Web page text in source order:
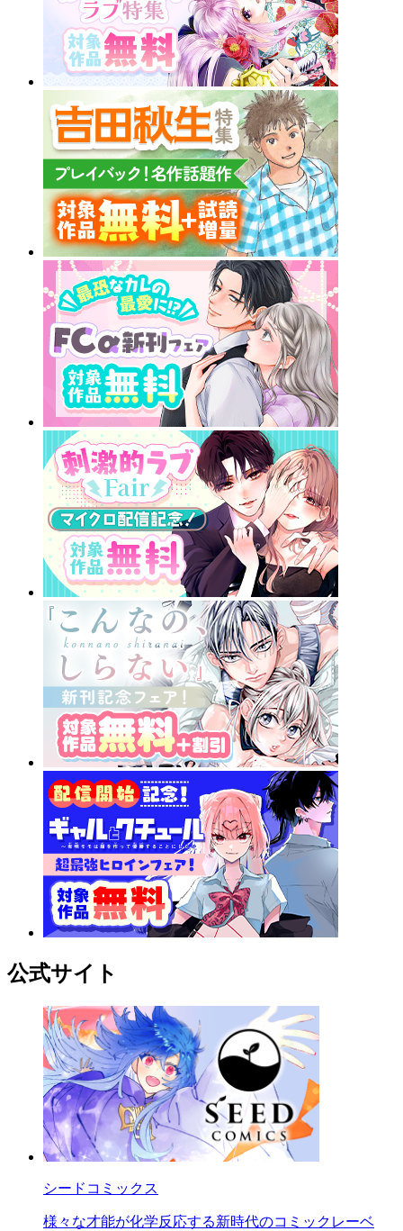
公式サイト
シードコミックス
様々な才能が化学反応する新時代のコミックレーベ